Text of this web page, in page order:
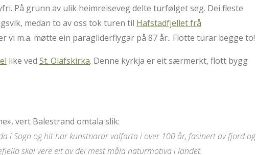
På grunn av ulik heimreiseveg delte turfølget seg. Dei fleste
medan to av oss tok turen til Hafstadfjellet frå
vi m.a. møtte ein paragliderflygar på 87 år.. Flotte turar begge to!
like ved St. Olafskirka. Denne kyrkja er eit særmerkt, flott bygg
vert Balestrand omtala slik:
i Sogn og hit har kunstnarar valfarta i over 100 år, fasinert av fjord og
skal vere eit av dei mest måla naturmotiva i landet.